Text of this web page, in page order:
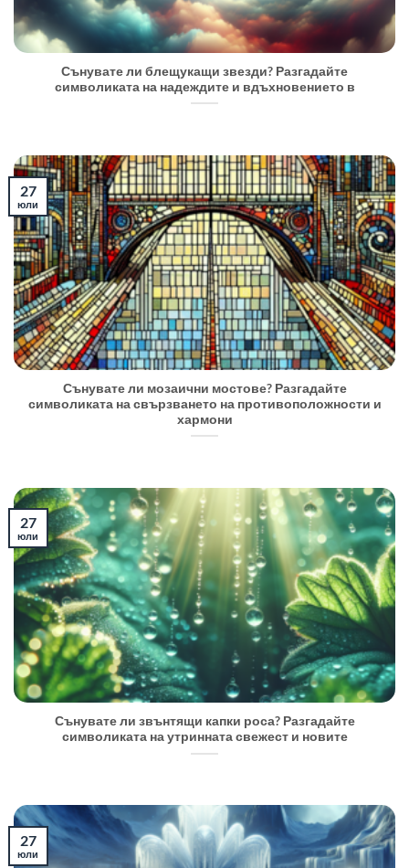
Сънувате ли блещукащи звезди? Разгадайте
символиката на надеждите и вдъхновението в
Сънувате ли мозаични мостове? Разгадайте
символиката на свързването на противоположности и
хармони
27
юли
Сънувате ли звънтящи капки роса? Разгадайте
символиката на утринната свежест и новите
27
юли
27
юли